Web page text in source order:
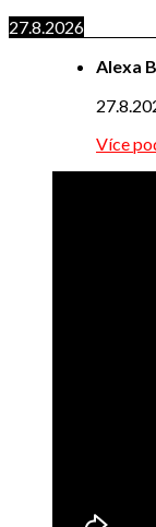
27.8.2026
Alexa
Více